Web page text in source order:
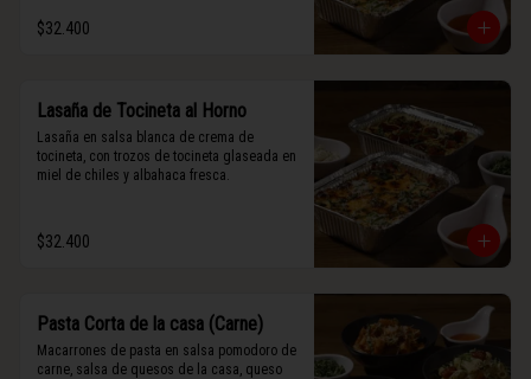
$32.400
Lasaña de Tocineta al Horno
Lasaña en salsa blanca de crema de
tocineta, con trozos de tocineta glaseada en
miel de chiles y albahaca fresca.
$32.400
Pasta Corta de la casa (Carne)
Macarrones de pasta en salsa pomodoro de
carne, salsa de quesos de la casa, queso